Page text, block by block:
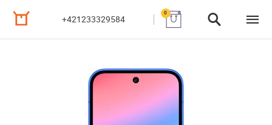
+421233329584
0